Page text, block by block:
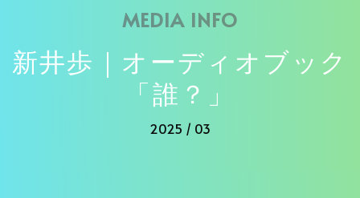
MEDIA INFO
新井歩｜オーディオブック
「誰？」
2025 / 03